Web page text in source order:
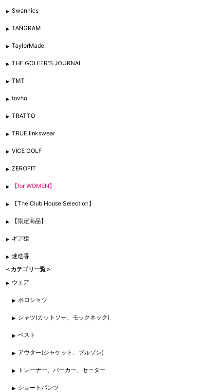
Swannies
TANGRAM
TaylorMade
THE GOLFER'S JOURNAL
TMT
tovho
TRATTO
TRUE linkswear
VICE GOLF
ZEROFIT
【for WOMEN】
【The Club House Selection】
【限定商品】
ギア猿
迷迭香
＜カテゴリ一覧＞
ウェア
ポロシャツ
シャツ(カットソー、モックネック)
ベスト
アウター(ジャケット、ブルゾン)
トレーナー、パーカー、セーター
ショートパンツ